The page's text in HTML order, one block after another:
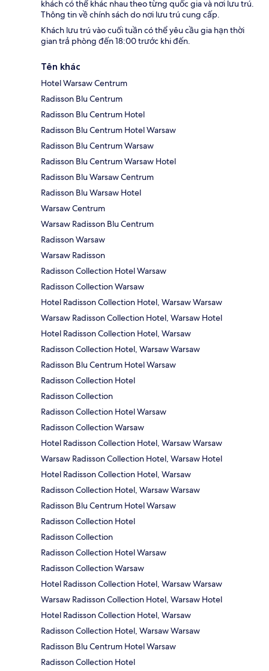
khách có thể khác nhau theo từng quốc gia và nơi lưu trú.
Thông tin về chính sách do nơi lưu trú cung cấp.
Khách lưu trú vào cuối tuần có thể yêu cầu gia hạn thời
gian trả phòng đến 18:00 trước khi đến.
Tên khác
Hotel Warsaw Centrum
Radisson Blu Centrum
Radisson Blu Centrum Hotel
Radisson Blu Centrum Hotel Warsaw
Radisson Blu Centrum Warsaw
Radisson Blu Centrum Warsaw Hotel
Radisson Blu Warsaw Centrum
Radisson Blu Warsaw Hotel
Warsaw Centrum
Warsaw Radisson Blu Centrum
Radisson Warsaw
Warsaw Radisson
Radisson Collection Hotel Warsaw
Radisson Collection Warsaw
Hotel Radisson Collection Hotel, Warsaw Warsaw
Warsaw Radisson Collection Hotel, Warsaw Hotel
Hotel Radisson Collection Hotel, Warsaw
Radisson Collection Hotel, Warsaw Warsaw
Radisson Blu Centrum Hotel Warsaw
Radisson Collection Hotel
Radisson Collection
Radisson Collection Hotel Warsaw
Radisson Collection Warsaw
Hotel Radisson Collection Hotel, Warsaw Warsaw
Warsaw Radisson Collection Hotel, Warsaw Hotel
Hotel Radisson Collection Hotel, Warsaw
Radisson Collection Hotel, Warsaw Warsaw
Radisson Blu Centrum Hotel Warsaw
Radisson Collection Hotel
Radisson Collection
Radisson Collection Hotel Warsaw
Radisson Collection Warsaw
Hotel Radisson Collection Hotel, Warsaw Warsaw
Warsaw Radisson Collection Hotel, Warsaw Hotel
Hotel Radisson Collection Hotel, Warsaw
Radisson Collection Hotel, Warsaw Warsaw
Radisson Blu Centrum Hotel Warsaw
Radisson Collection Hotel